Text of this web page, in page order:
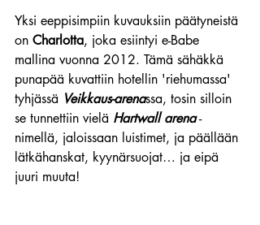
Yksi eeppisimpiin kuvauksiin päätyneistä
on Charlotta, joka esiintyi e-Babe
mallina vuonna 2012. Tämä sähäkkä
punapää kuvattiin hotellin 'riehumassa'
tyhjässä Veikkaus-arenassa, tosin silloin
se tunnettiin vielä Hartwall arena -
nimellä, jaloissaan luistimet, ja päällään
lätkähanskat, kyynärsuojat… ja eipä
juuri muuta!